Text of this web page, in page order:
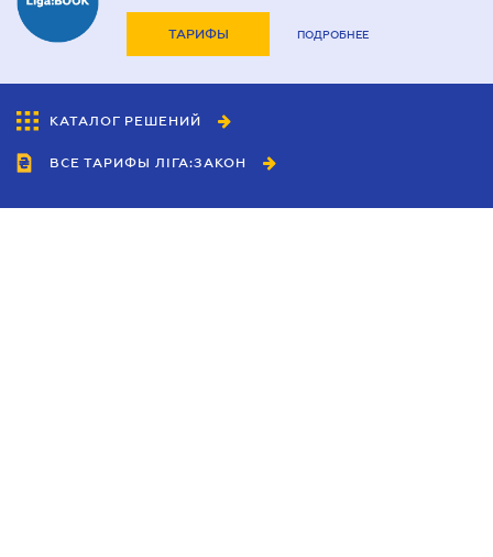
ТАРИФЫ ПОДРОБНЕЕ
КАТАЛОГ РЕШЕНИЙ
ВСЕ ТАРИФЫ ЛІГА:ЗАКОН